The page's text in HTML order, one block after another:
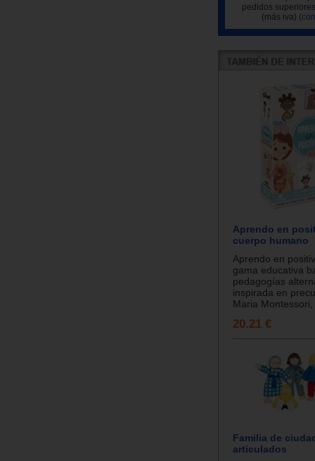
pedidos
(más iva)
Aprendo en
cuerpo humano
Aprendo en
gama educativa
pedagogías
inspirada en
Maria
20.21 €
Familia de
articulados